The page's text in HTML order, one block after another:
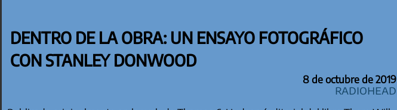
DENTRO DE LA OBRA: UN ENSAYO FOTOGRÁFICO
CON STANLEY DONWOOD
8 de octubre de 2019
Radiohead